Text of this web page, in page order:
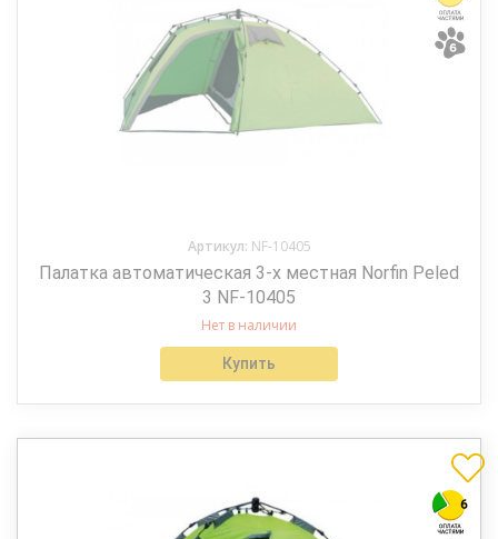
Артикул: NF-10405
Палатка автоматическая 3-х местная Norfin Peled
3 NF-10405
Нет в наличии
Купить